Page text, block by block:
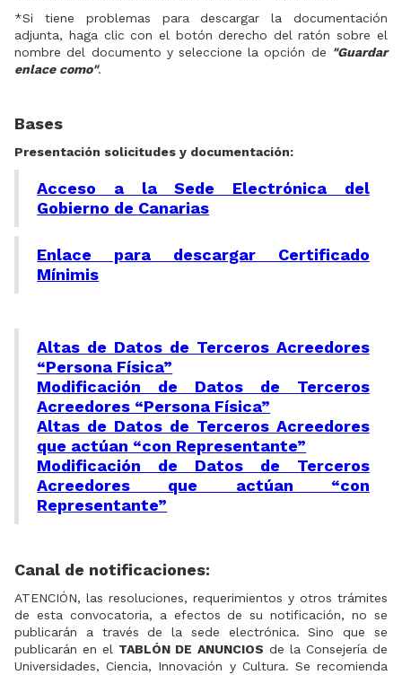
*Si tiene problemas para descargar la documentación
adjunta, haga clic con el botón derecho del ratón sobre el
nombre del documento y seleccione la opción de "Guardar
enlace como".
Bases
Presentación solicitudes y documentación:
Acceso a la Sede Electrónica del
Gobierno de Canarias
Enlace para descargar Certificado
Mínimis
Altas de Datos de Terceros Acreedores
“Persona Física”
Modificación de Datos de Terceros
Acreedores “Persona Física”
Altas de Datos de Terceros Acreedores
que actúan “con Representante”
Modificación de Datos de Terceros
Acreedores que actúan “con
Representante”
Canal de notificaciones:
ATENCIÓN, las resoluciones, requerimientos y otros trámites
de esta convocatoria, a efectos de su notificación, no se
publicarán a través de la sede electrónica. Sino que se
publicarán en el TABLÓN DE ANUNCIOS de la Consejería de
Universidades, Ciencia, Innovación y Cultura. Se recomienda